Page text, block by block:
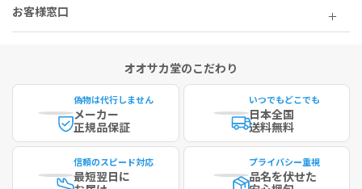
お客様窓口
オオサカ堂のこだわり
偽物は代行しません
メーカー
正規品保証
いつでもどこでも
日本全国
送料無料
信頼のスピード対応
最短翌日に
プライバシー重視
品名を伏せた